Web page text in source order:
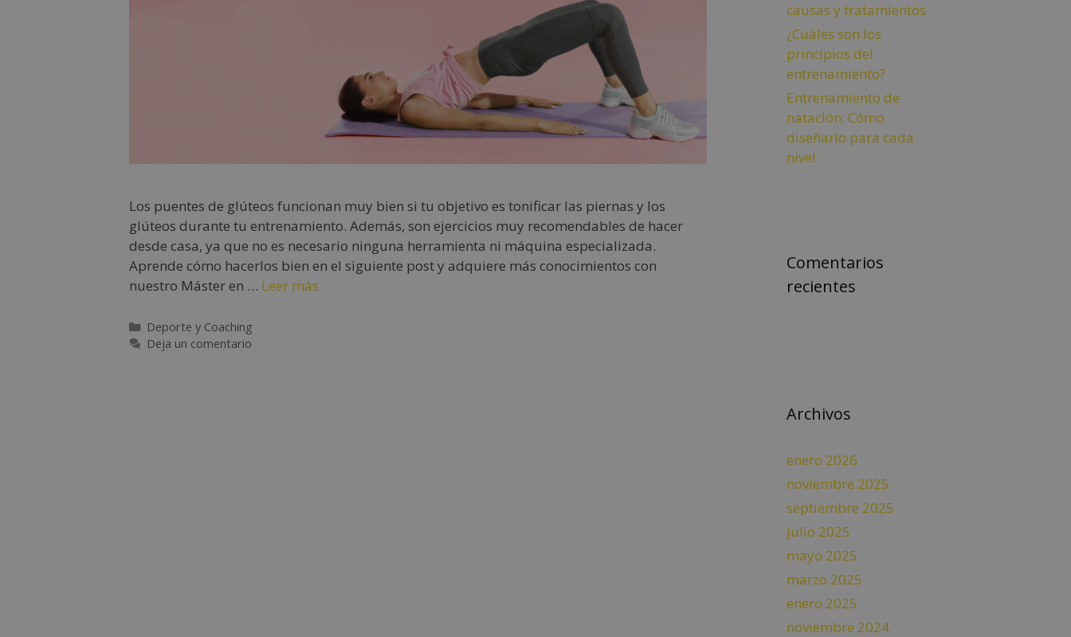
Los puentes de glúteos funcionan muy bien si tu objetivo es tonificar las piernas y los
glúteos durante tu entrenamiento. Además, son ejercicios muy recomendables de hacer
desde casa, ya que no es necesario ninguna herramienta ni máquina especializada.
Aprende cómo hacerlos bien en el siguiente post y adquiere más conocimientos con
nuestro Máster en … Leer más
Deporte y Coaching
Deja un comentario
causas y tratamientos
¿Cuáles son los
principios del
entrenamiento?
Entrenamiento de
natación: Cómo
diseñarlo para cada
nivel
Comentarios
recientes
Archivos
enero 2026
noviembre 2025
septiembre 2025
julio 2025
mayo 2025
marzo 2025
enero 2025
noviembre 2024